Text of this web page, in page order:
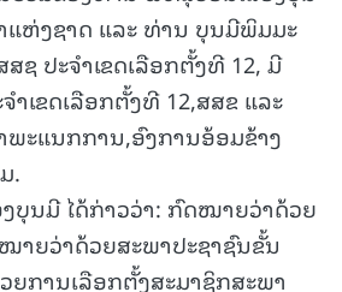
ແຫ່ງຊາດ ແລະ ທ່ານ ບຸນມີພິມມະ
ຊ ປະຈໍາເຂດເລືອກຕັ້ງທີ 12, ມີ
ເຂດເລືອກຕັ້ງທີ 12,ສສຂ ແລະ
ແນກການ,ອົງການອ້ອມຂ້າງ
.
ບຸນມີ ໄດ້ກ່າວວ່າ: ກົດໝາຍວ່າດ້ວຍ
າຍວ່າດ້ວຍສະພາປະຊາຊົນຂັ້ນ
ການເລືອກຕັ້ງສະມາຊິກສະພາ